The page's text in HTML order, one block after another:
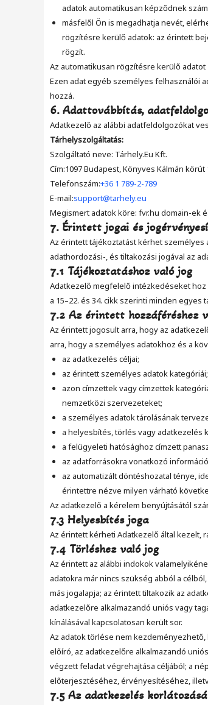
adatok automatikusan képződnek
másfelől Ön is megadhatja nevét,
rögzítésre kerülő adatok: az érintett
rögzít.
Az automatikusan rögzítésre kerülő
Ezen adat egyéb személyes felhasználói
hozzá.
6. Adattovábbítás,
Adatkezelő az alábbi adatfeldolgozókat
Tárhelyszolgáltatás:
Szolgáltató neve: Tárhely.Eu Kft.
Cím:1097 Budapest, Könyves Kálmán körút
Telefonszám:+36 1 789-2-789
E-mail:support@tarhely.eu
Megismert adatok köre: fvr.hu domain-ek
7. Érintett jogai és
Az érintett tájékoztatást kérhet
adathordozási-, és tiltakozási jogával az
7.1 Tájékoztatáshoz való jog
Adatkezelő megfelelő intézkedéseket hoz
a 15–22. és 34. cikk szerinti minden
7.2 Az érintett hozzáféréshez
Az érintett jogosult arra, hogy az
arra, hogy a személyes adatokhoz és a
az adatkezelés céljai;
az érintett személyes adatok kategóriái;
azon címzettek vagy címzettek
nemzetközi szervezeteket;
a személyes adatok tárolásának
a helyesbítés, törlés vagy adatkezelés
a felügyeleti hatósághoz címzett
az adatforrásokra vonatkozó
az automatizált döntéshozatal ténye,
érintettre nézve milyen várható
Az adatkezelő a kérelem benyújtásától
7.3 Helyesbítés joga
Az érintett kérheti Adatkezelő által kezelt,
7.4 Törléshez való jog
Az érintett az alábbi indokok
adatokra már nincs szükség abból a
más jogalapja; az érintett tiltakozik az
adatkezelőre alkalmazandó uniós vagy
kínálásával kapcsolatosan került sor.
Az adatok törlése nem
előíró, az adatkezelőre alkalmazandó
végzett feladat végrehajtása céljából; a
előterjesztéséhez, érvényesítéséhez,
7.5 Az adatkezelés